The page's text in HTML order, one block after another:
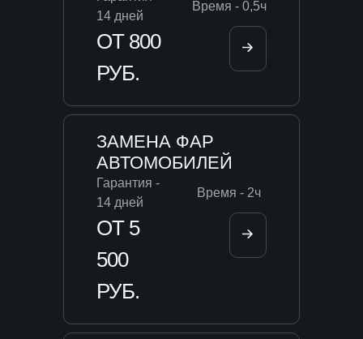
14 дней
Время - 0,5ч
ОТ 800
РУБ.
ЗАМЕНА ФАР
АВТОМОБИЛЕЙ
Гарантия -
14 дней
Время - 2ч
ОТ 5
500
РУБ.